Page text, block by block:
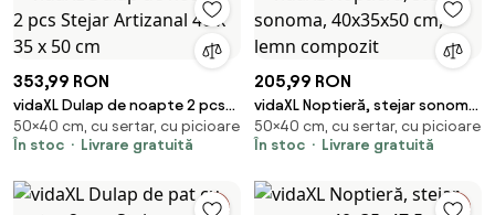
353,99 RON
vidaXL Dulap de noapte 2 pcs
Stejar Artizanal 40 x 35 x 50 cm
50×40 cm, cu sertar, cu picioare
În stoc
Livrare gratuită
205,99 RON
vidaXL Noptieră, stejar sonoma,
40x35x50 cm, lemn compozit
50×40 cm, cu sertar, cu picioare
În stoc
Livrare gratuită